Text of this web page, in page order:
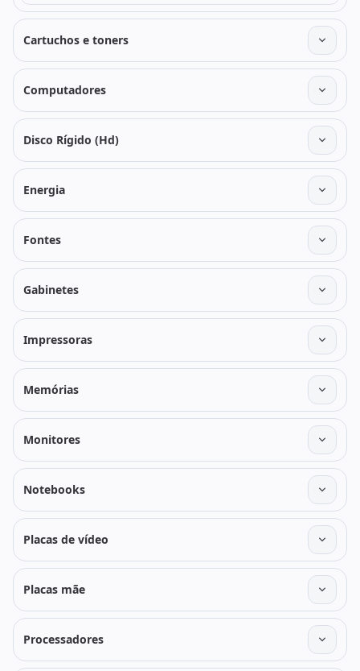
Cartuchos e toners
Computadores
Disco Rígido (Hd)
Energia
Fontes
Gabinetes
Impressoras
Memórias
Monitores
Notebooks
Placas de vídeo
Placas mãe
Processadores